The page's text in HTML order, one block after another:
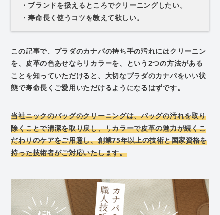
・ブランドを扱えるところでクリーニングしたい。
・寿命長く使うコツを教えて欲しい。
この記事で、プラダのカナパの持ち手の汚れにはクリーニン
を、皮革の色あせならリカラーを、という2つの方法がある
ことを知っていただけると、大切なプラダのカナパをいい状
態で寿命長くご愛用いただけるようになるはずです。
当社ニックのバッグのクリーニングは、バッグの汚れを取り
除くことで清潔を取り戻し、リカラーで皮革の魅力が続くこ
だわりのケアをご用意し、創業75年以上の技術と国家資格を
持った技術者がご対応いたします。